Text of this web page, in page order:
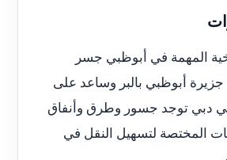
المهمة في أبوظبي جسر
أبوظبي بالبر وساعد على
دبي توجد جسور وطرق وأنفاق
المختصة لتسهيل النقل في